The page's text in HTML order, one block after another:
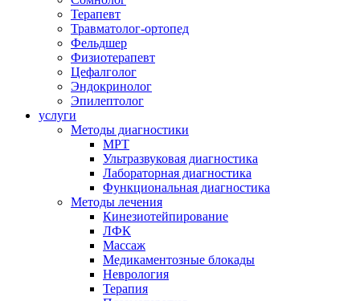
Терапевт
Травматолог-ортопед
Фельдшер
Физиотерапевт
Цефалголог
Эндокринолог
Эпилептолог
услуги
Методы диагностики
МРТ
Ультразвуковая диагностика
Лабораторная диагностика
Функциональная диагностика
Методы лечения
Кинезиотейпирование
ЛФК
Массаж
Медикаментозные блокады
Неврология
Терапия